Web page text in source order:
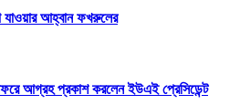
যাওয়ার আহ্বান ফখরুলের
সফরে আগ্রহ প্রকাশ করলেন ইউএই প্রেসিডেন্ট